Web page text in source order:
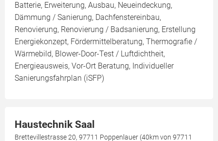
Batterie, Erweiterung, Ausbau, Neueindeckung,
Dämmung / Sanierung, Dachfenstereinbau,
Renovierung, Renovierung / Badsanierung, Erstellung
Energiekonzept, Fördermittelberatung, Thermografie /
Wärmebild, Blower-Door-Test / Luftdichtheit,
Energieausweis, Vor-Ort Beratung, Individueller
Sanierungsfahrplan (iSFP)
Haustechnik Saal
Brettevillestrasse 20, 97711 Poppenlauer (40km von 97711